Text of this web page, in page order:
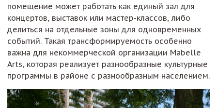
помещение может работать как единый зал для
концертов, выставок или мастер-классов, либо
делиться на отдельные зоны для одновременных
событий. Такая трансформируемость особенно
важна для некоммерческой организации Mabelle
Arts, которая реализует разнообразные культурные
программы в районе с разнообразным населением.